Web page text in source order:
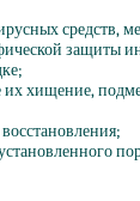
средств,
хищение,